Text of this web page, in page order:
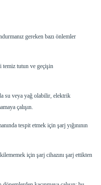
gereken bazı önlemler
temiz tutun ve geçişin
su veya yağ olabilir, elektrik
çalışın.
tespit etmek için şarj yığınının
için şarj cihazını şarj ettikten